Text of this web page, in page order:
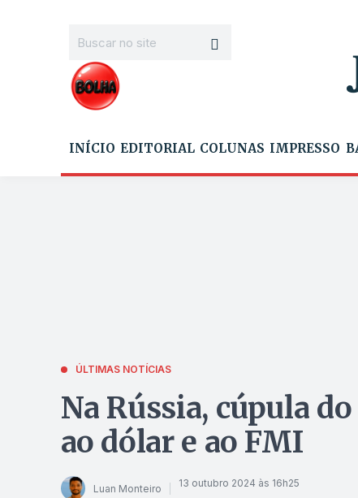
INÍCIO EDITORIAL COLUNAS IMPRESSO
ÚLTIMAS NOTÍCIAS
Na Rússia, cúpula
ao dólar e ao FMI
Luan Monteiro 13 outubro 2024 às 16h25